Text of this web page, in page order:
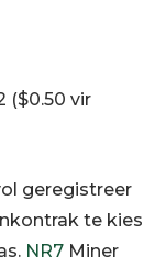
($0.50 vir
geregistreer
te kies
NR7 Miner